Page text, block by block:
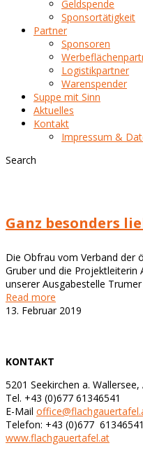
Geldspende
Sponsortätigkeit
Partner
Sponsoren
Logistikpartner
Warenspender
Suppe mit Sinn
Aktuelles
Kontakt
Impressum &
Search
Ganz besonders
Die Obfrau vom Verband der
Gruber und die Projektleiterin
unserer Ausgabestelle
Read more
13. Februar 2019
KONTAKT
5201 Seekirchen a.
Tel. +43 (0)677 61346541
E-Mail
Telefon: +43 (0)677 61346541
www.flachgauertafel.at